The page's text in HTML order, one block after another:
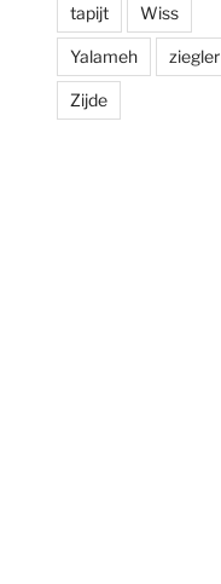
tapijt Wiss
Yalameh ziegler
Zijde